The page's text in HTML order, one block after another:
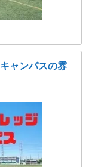
ャンパスの雰